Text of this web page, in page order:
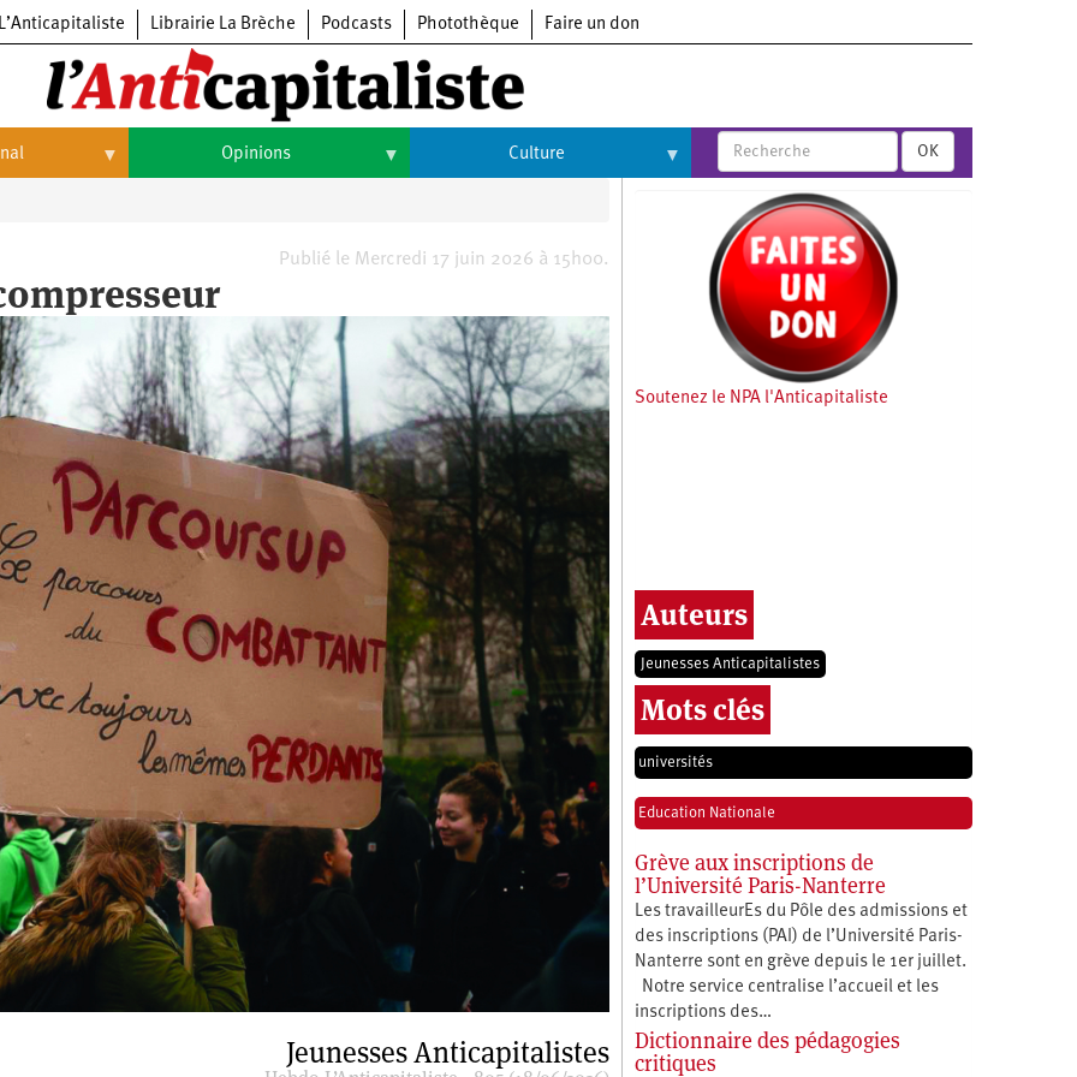
L’Anticapitaliste Librairie La Brèche Podcasts Photothèque Faire un don
Opinions Culture
Arts
Expositions
Livres
Musique
OK
Publié le Mercredi 17 juin 2026 à 15h00.
Jeunesses Anticapitalistes
Soutenez le NPA l'Anticapitaliste
Auteurs
Jeunesses Anticapitalistes
Mots clés
universités
Education Nationale
Grève aux inscriptions de
l’Université Paris-Nanterre
Les travailleurEs du Pôle des admissions et
des inscriptions (PAI) de l’Université Paris-
Nanterre sont en grève depuis le 1er juillet.
Notre service centralise l’accueil et les
inscriptions des…
Dictionnaire des pédagogies
critiques